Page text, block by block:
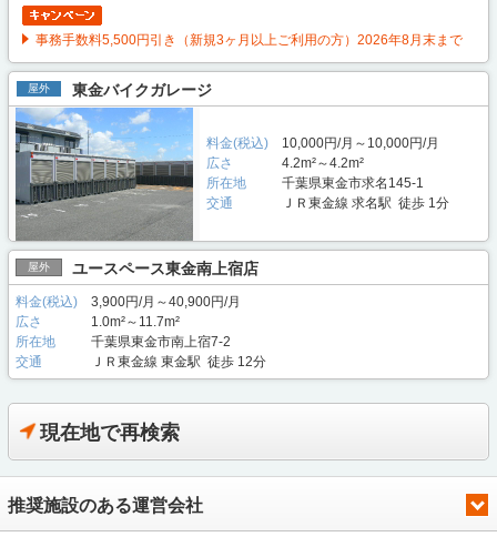
事務手数料5,500円引き（新規3ヶ月以上ご利用の方）2026年8月末まで
屋外 東金バイクガレージ
料金(税込)
10,000円/月～10,000円/月
広さ
4.2m²～4.2m²
所在地
千葉県東金市求名145-1
交通
ＪＲ東金線 求名駅 徒歩 1分
屋外 ユースペース東金南上宿店
料金(税込)
3,900円/月～40,900円/月
広さ
1.0m²～11.7m²
所在地
千葉県東金市南上宿7-2
交通
ＪＲ東金線 東金駅 徒歩 12分
現在地で再検索
推奨施設のある運営会社